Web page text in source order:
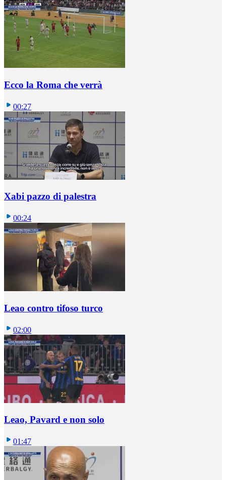
Ecco la Roma che verrà
00:27
Xabi pazzo di palestra
00:24
Leao contro tifoso turco
02:00
Leao, Pavard e non solo
01:47